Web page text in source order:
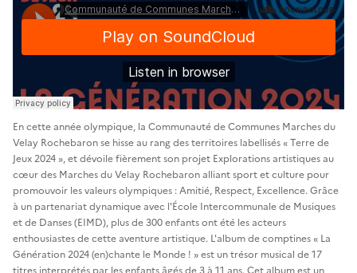
En cette année olympique, la Communauté de Communes Marches du
Velay Rochebaron se hisse au rang des territoires labellisés « Terre de
Jeux 2024 », et dévoile fièrement son projet Explorations artistiques au
cœur des Marches du Velay Rochebaron alliant sport et culture pour
promouvoir les valeurs olympiques : Amitié, Respect, Excellence. Grâce
à un partenariat dynamique avec l'École Intercommunale de Musiques
et de Danses (EIMD), plus de 300 enfants ont été les acteurs
enthousiastes de cette aventure artistique. L'album de comptines « La
Génération 2024 (en)chante le Monde ! » est un trésor musical de 17